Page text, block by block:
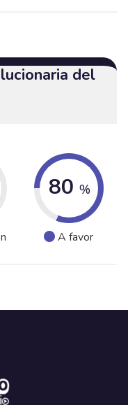
del
80 %
A favor